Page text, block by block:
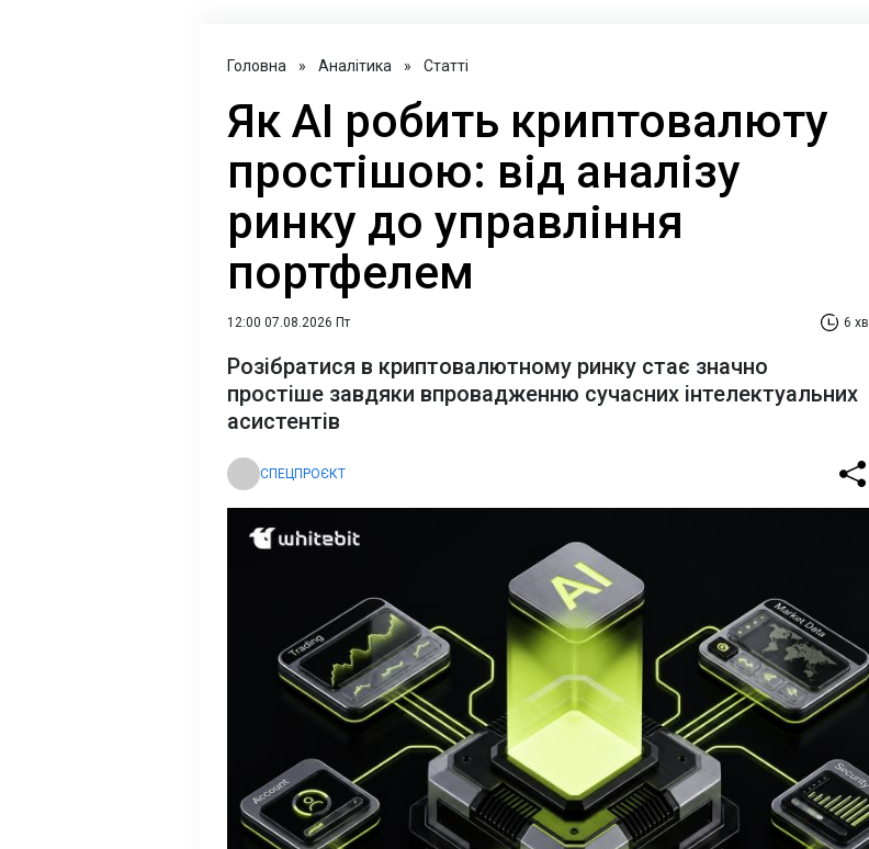
Головна » Аналітика » Статті
Як AI робить криптовалюту
простішою: від аналізу
ринку до управління
портфелем
12:00 07.08.2026 Пт 6 хв
Розібратися в криптовалютному ринку стає значно
простіше завдяки впровадженню сучасних інтелектуальних
асистентів
СПЕЦПРОЄКТ